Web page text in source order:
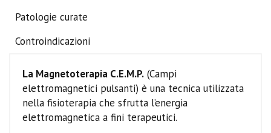
Patologie curate
Controindicazioni
La Magnetoterapia C.E.M.P. (Campi
elettromagnetici pulsanti) è una tecnica utilizzata
nella fisioterapia che sfrutta l’energia
elettromagnetica a fini terapeutici.